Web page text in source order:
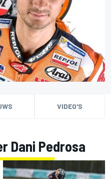
VIDEO'S
Dani Pedrosa